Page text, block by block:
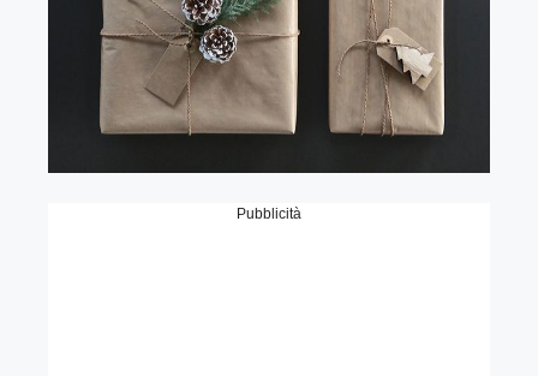
Pubblicità